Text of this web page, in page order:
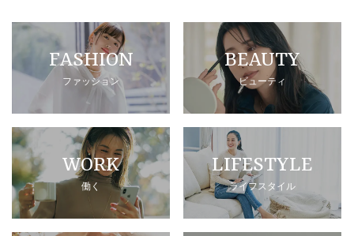
FASHION
ファッション
BEAUTY
ビューティ
WORK
働く
LIFESTYLE
ライフスタイル